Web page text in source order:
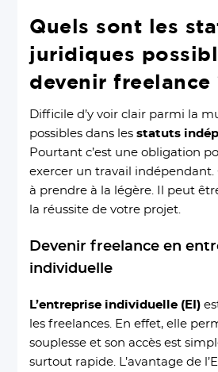
Quels sont les
juridiques
devenir freelance
Difficile d’y voir clair parmi la
possibles dans lesstatuts
Pourtant c’est une obligation
exercer un travail indépendant.
à prendre à la légère. Il peut
la réussite de votre projet.
Devenir freelance en
individuelle
L’entreprise individuelle (EI)
les freelances. En effet, elle
souplesse et son accès est
surtout rapide. L’avantage de